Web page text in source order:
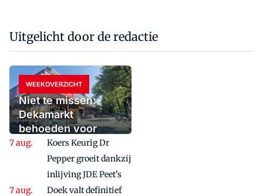
Uitgelicht door de redactie
WEEKOVERZICHT
Niet te missen:
Dekamarkt
behoeden voor
fatale spagaat en de
generatiekloof
Koers Keurig Dr
Pepper groeit dankzij
inlijving JDE Peet's
Doek valt definitief